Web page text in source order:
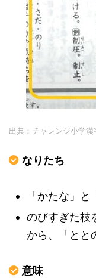
出典：チャレンジ小学漢
なりたち
「かたな」
のびすぎた枝
から、「とと
意味